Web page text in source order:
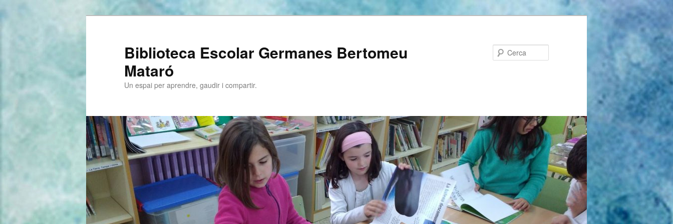
Biblioteca Escolar Germanes Bertomeu
Mataró
Un espai per aprendre, gaudir i compartir.